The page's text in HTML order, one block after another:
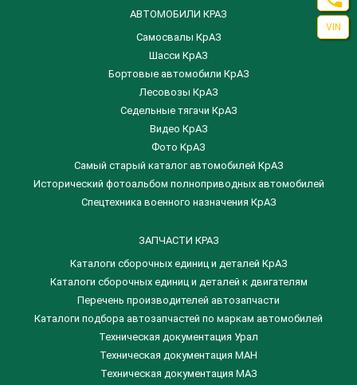
АВТОМОБИЛИ КРАЗ
Самосвалы КрАЗ
Шасси КрАЗ
Бортовые автомобили КрАЗ
Лесовозы КрАЗ
Седельные тягачи КрАЗ
Видео КрАЗ
Фото КрАЗ
Самый старый каталог автомобилей КрАЗ
Исторический фотоальбом полноприводных автомобилей
Спецтехника военного назначения КрАЗ
ЗАПЧАСТИ КРАЗ
Каталоги сборочных единиц и деталей КрАЗ
​Каталоги сборочных единиц и деталей к двигателям
Перечень производителей автозапчасти
Каталоги подбора автозапчастей по маркам автомобилей
Техническая документация Урал
Техническая документация МАН
Техническая документация МАЗ
VIN